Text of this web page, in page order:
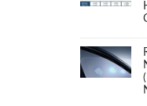
Cảm biến
Cảm biến